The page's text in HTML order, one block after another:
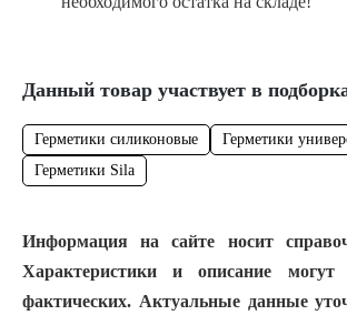
Данный товар участвует в
Герметики силиконовые
Герметики
Герметики Sila
Информация на сайте носит
Характеристики и описание могут
фактических. Актуальные данные